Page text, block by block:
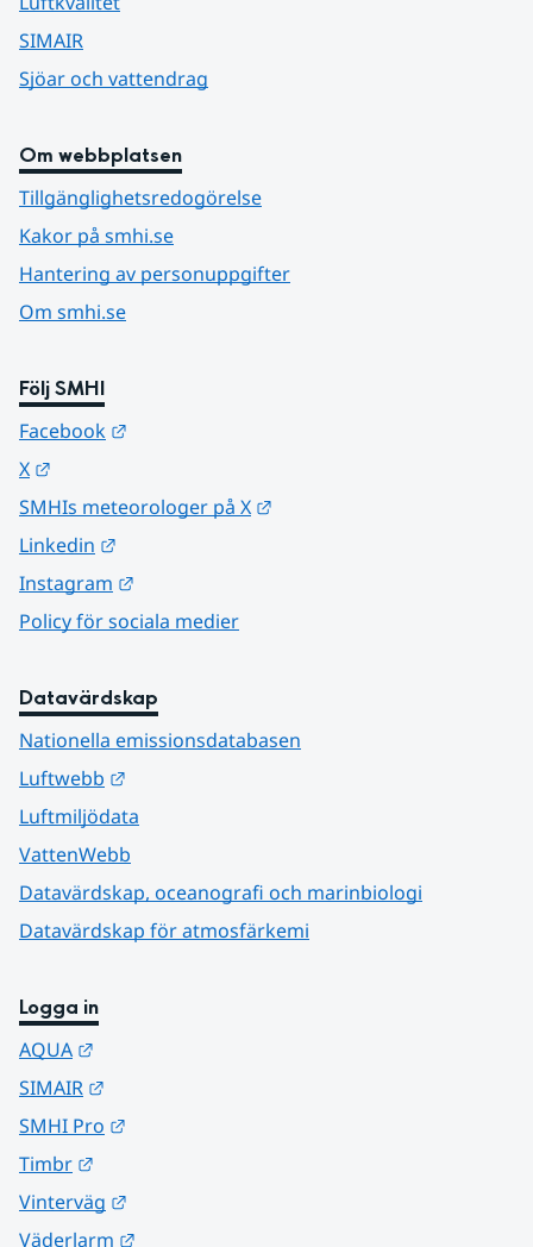
SIMAIR
Sjöar och vattendrag
Om webbplatsen
Tillgänglighetsredogörelse
Kakor på smhi.se
Hantering av personuppgifter
Om smhi.se
Följ SMHI
Facebook
X
SMHIs meteorologer på X
Linkedin
Instagram
Policy för sociala medier
Datavärdskap
Nationella emissionsdatabasen
Luftwebb
Luftmiljödata
VattenWebb
Datavärdskap, oceanografi och marinbiologi
Datavärdskap för atmosfärkemi
Logga in
AQUA
SIMAIR
SMHI Pro
Timbr
Vinterväg
Väderlarm